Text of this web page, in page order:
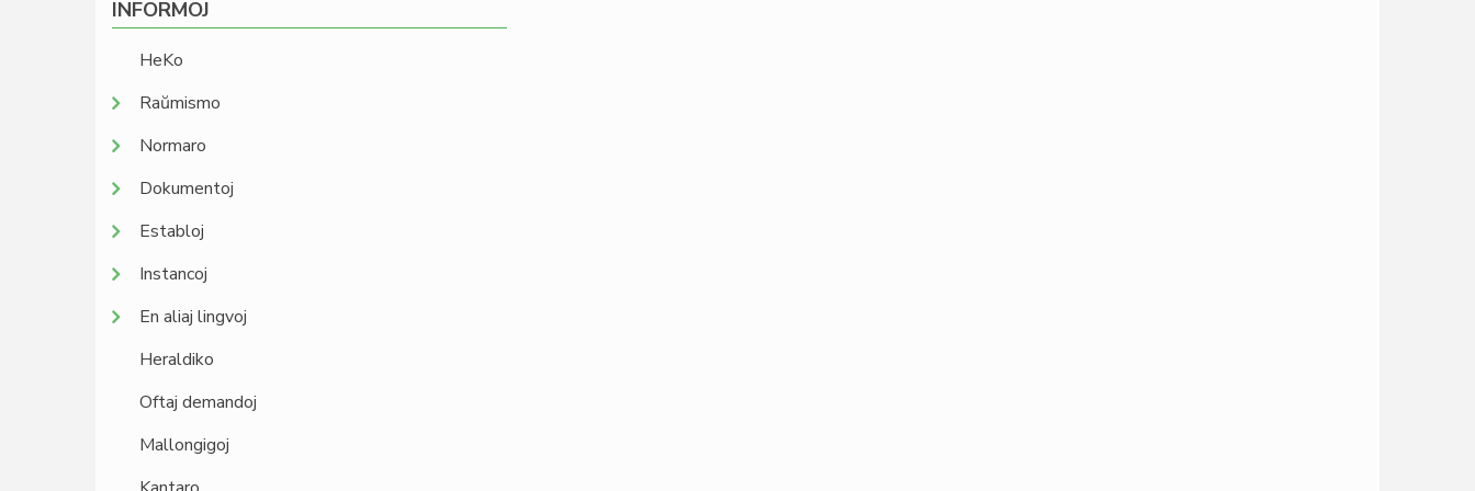
INFORMOJ
HeKo
Raŭmismo
Normaro
Dokumentoj
Establoj
Instancoj
En aliaj lingvoj
Heraldiko
Oftaj demandoj
Mallongigoj